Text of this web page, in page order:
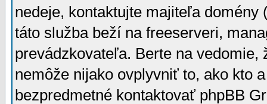
nedeje, kontaktujte majiteľa
táto služba beží na freeserveri,
prevádzkovateľa. Berte na vedomie,
nemôže nijako ovplyvniť to, ako kto
bezpredmetné kontaktovať phpBB